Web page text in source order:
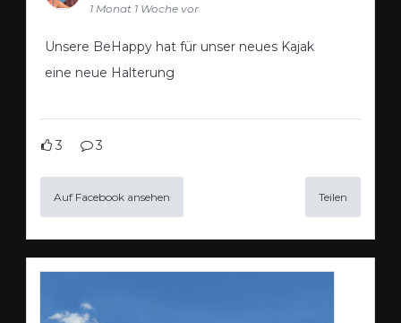
1 Monat 1 Woche vor
Unsere BeHappy hat für unser neues Kajak
eine neue Halterung
3 3
Auf Facebook ansehen Teilen